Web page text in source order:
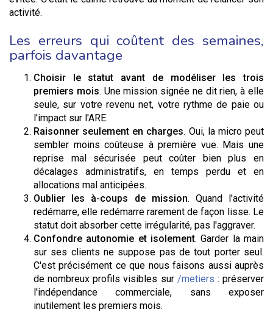
activité.
Les erreurs qui coûtent des semaines,
parfois davantage
Choisir le statut avant de modéliser les trois
premiers mois. Une mission signée ne dit rien, à elle
seule, sur votre revenu net, votre rythme de paie ou
l'impact sur l'ARE.
Raisonner seulement en charges. Oui, la micro peut
sembler moins coûteuse à première vue. Mais une
reprise mal sécurisée peut coûter bien plus en
décalages administratifs, en temps perdu et en
allocations mal anticipées.
Oublier les à-coups de mission. Quand l'activité
redémarre, elle redémarre rarement de façon lisse. Le
statut doit absorber cette irrégularité, pas l'aggraver.
Confondre autonomie et isolement. Garder la main
sur ses clients ne suppose pas de tout porter seul.
C'est précisément ce que nous faisons aussi auprès
de nombreux profils visibles sur /metiers : préserver
l'indépendance commerciale, sans exposer
inutilement les premiers mois.